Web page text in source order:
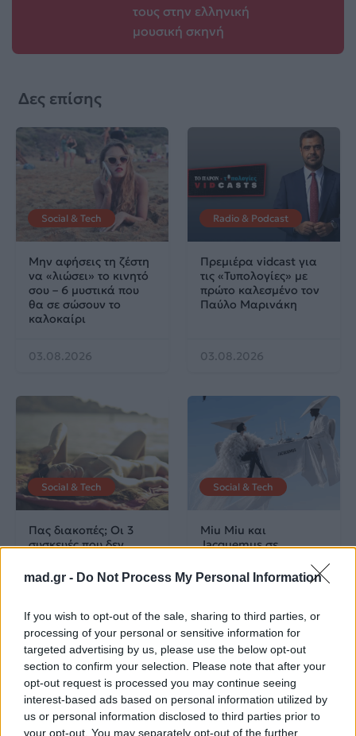
mad.gr - Do Not Process My Personal Information
If you wish to opt-out of the sale, sharing to third parties, or
processing of your personal or sensitive information for
targeted advertising by us, please use the below opt-out
section to confirm your selection. Please note that after your
opt-out request is processed you may continue seeing
interest-based ads based on personal information utilized by
us or personal information disclosed to third parties prior to
your opt-out. You may separately opt-out of the further
τους στην ελληνική
μουσική σκηνή
Δες επίσης
Social & Tech
Μην αφήσεις τη ζέστη
να «λιώσει» το κινητό
σου – 6 μυστικά που
θα σε σώσουν το
καλοκαίρι
03.08.2026
Radio & Podcast
Πρεμιέρα vidcast για
τις «Τυπολογίες» με
πρώτο καλεσμένο τον
Παύλο Μαρινάκη
03.08.2026
Social & Tech
Πας διακοπές; Οι 3
συσκευές που δεν
στην πρίζα
02.08.2026
Social & Tech
Miu Miu και
Jacquemus σε
Η AI creator με τα πιο
σουρεαλιστικά fashion
31.07.2026